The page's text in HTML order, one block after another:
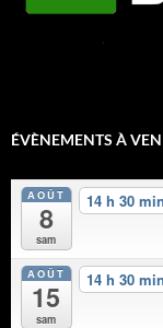
ÉVÈNEMENTS À
AOÛT
8
sam
14 h 30 min
AOÛT
15
sam
14 h 30 min